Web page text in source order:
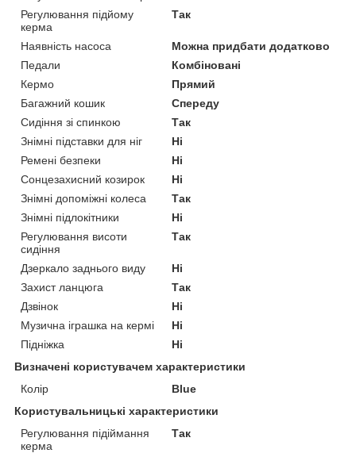
Регулювання підйому
керма
Так
Наявність насоса
Можна придбати додатково
Педали
Комбіновані
Кермо
Прямий
Багажний кошик
Спереду
Сидіння зі спинкою
Так
Знімні підставки для ніг
Ні
Ремені безпеки
Ні
Сонцезахисний козирок
Ні
Знімні допоміжні колеса
Так
Знімні підлокітники
Ні
Регулювання висоти
сидіння
Так
Дзеркало заднього виду
Ні
Захист ланцюга
Так
Дзвінок
Ні
Музична іграшка на кермі
Ні
Підніжка
Ні
Визначені користувачем характеристики
Колір
Blue
Користувальницькі характеристики
Регулювання підіймання
керма
Так